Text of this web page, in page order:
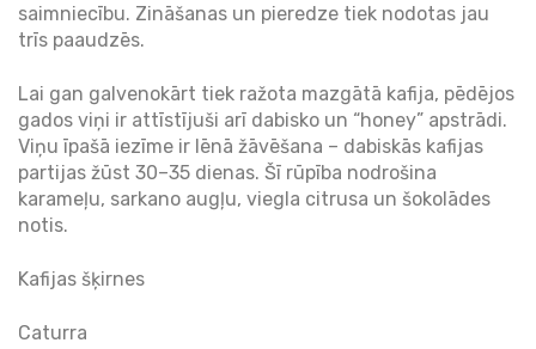
saimniecību. Zināšanas un pieredze tiek nodotas jau
trīs paaudzēs.
Lai gan galvenokārt tiek ražota mazgātā kafija, pēdējos
gados viņi ir attīstījuši arī dabisko un “honey” apstrādi.
Viņu īpašā iezīme ir lēnā žāvēšana – dabiskās kafijas
partijas žūst 30–35 dienas. Šī rūpība nodrošina
karameļu, sarkano augļu, viegla citrusa un šokolādes
notis.
Kafijas šķirnes
Caturra